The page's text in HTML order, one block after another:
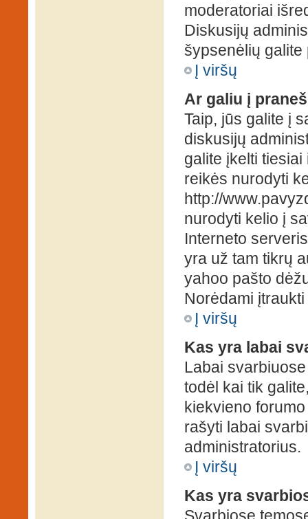
moderatoriai
Diskusijų
šypsenėlių galite
Į viršų
Ar galiu į
Taip, jūs galite į
diskusijų
galite įkelti
reikės nurodyti
http://
nurodyti kelio į
Interneto
yra už tam tikrų
yahoo pašto
Norėdami
Į viršų
Kas yra labai
Labai
todėl kai tik
kiekvieno
rašyti labai
administratorius.
Į viršų
Kas yra